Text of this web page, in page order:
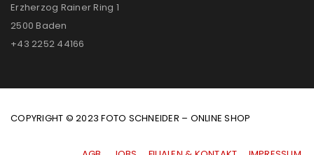
Erzherzog Rainer Ring 1
2500 Baden
+43 2252 44166
COPYRIGHT © 2023 FOTO SCHNEIDER – ONLINE SHOP